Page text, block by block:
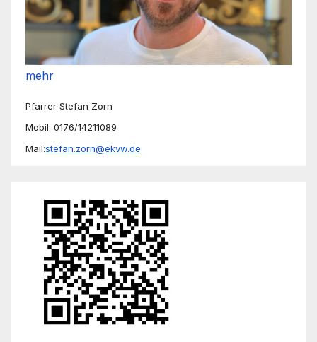
mehr
Pfarrer Stefan Zorn
Mobil: 0176/14211089
Mail:stefan.zorn@ekvw.de